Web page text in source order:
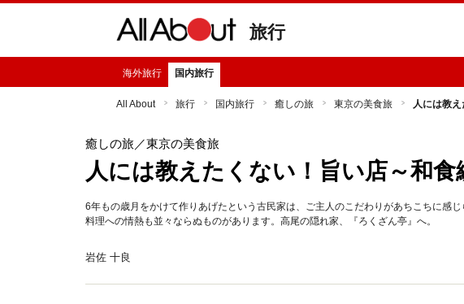
旅行
海外旅行 国内旅行
All About 旅行 国内旅行 癒しの旅 東京の美食旅 人には教
癒しの旅 ／東京の美食旅
人には教えたくない！旨い店～和食
6年もの歳月をかけて作りあげたという古民家は、ご主人のこだわりがあちこちに感
料理への情熱も並々ならぬものがあります。高尾の隠れ家、『ろくざん亭』へ。
岩佐 十良